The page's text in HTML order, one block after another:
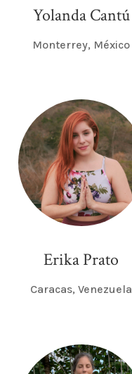
Yolanda Cantú
Monterrey, México
Erika Prato
Caracas, Venezuela